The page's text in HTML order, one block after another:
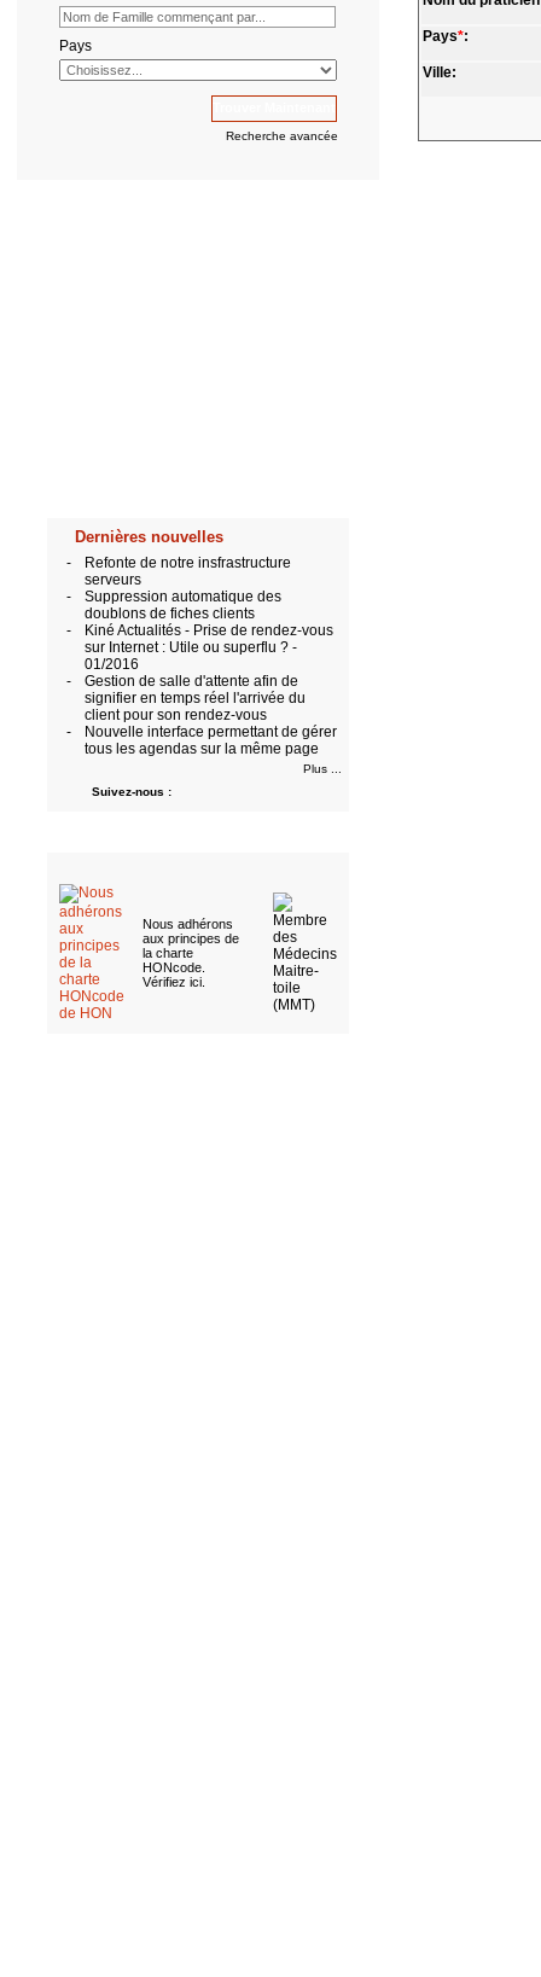
Pays
Recherche avancée
Dernières nouvelles
-
Refonte de notre insfrastructure
serveurs
-
Suppression automatique des
doublons de fiches clients
-
Kiné Actualités - Prise de rendez-vous
sur Internet : Utile ou superflu ? -
01/2016
-
Gestion de salle d'attente afin de
signifier en temps réel l'arrivée du
client pour son rendez-vous
-
Nouvelle interface permettant de gérer
tous les agendas sur la même page
Plus ...
Suivez-nous :
Nous adhérons
aux principes de
la charte
HONcode.
Vérifiez ici.
Pays*:
Ville: